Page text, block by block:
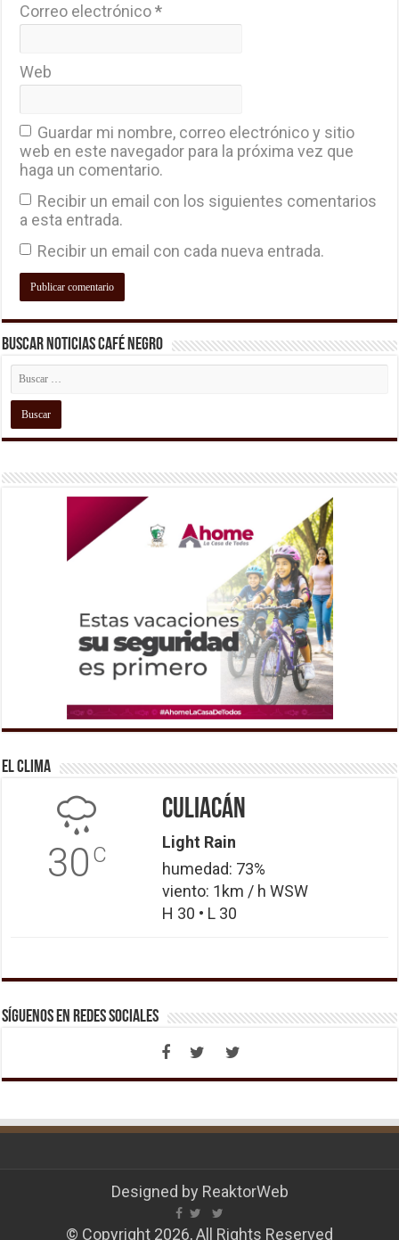
Correo electrónico*
Web
Guardar mi nombre, correo electrónico y sitio
web en este navegador para la próxima vez que
haga un comentario.
Recibir un email con los siguientes comentarios
a esta entrada.
Recibir un email con cada nueva entrada.
Buscar Noticias Café Negro
El Clima
30 C
Culiacán
Light Rain
humedad: 73%
viento: 1km / h WSW
H 30 • L 30
Síguenos en Redes Sociales
Designed by ReaktorWeb
© Copyright 2026, All Rights Reserved